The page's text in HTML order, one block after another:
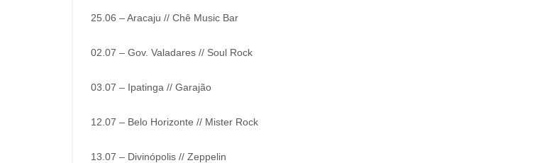
25.06 – Aracaju // Chê Music Bar
02.07 – Gov. Valadares // Soul Rock
03.07 – Ipatinga // Garajão
12.07 – Belo Horizonte // Mister Rock
13.07 – Divinópolis // Zeppelin